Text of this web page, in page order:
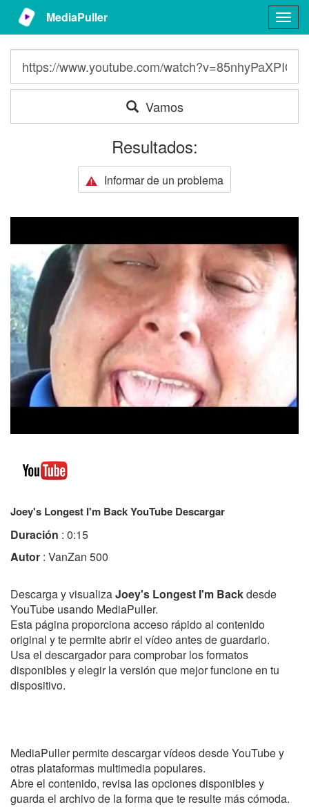
MediaPuller
Vamos
Resultados:
Informar de un problema
Joey's Longest I'm Back YouTube Descargar
Duración : 0:15
Autor : VanZan 500
Descarga y visualizaJoey's Longest I'm Backdesde
YouTube usando MediaPuller.
Esta página proporciona acceso rápido al contenido
original y te permite abrir el vídeo antes de guardarlo.
Usa el descargador para comprobar los formatos
disponibles y elegir la versión que mejor funcione en tu
dispositivo.
MediaPuller permite descargar vídeos desde YouTube y
otras plataformas multimedia populares.
Abre el contenido, revisa las opciones disponibles y
guarda el archivo de la forma que te resulte más cómoda.